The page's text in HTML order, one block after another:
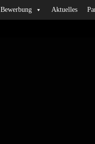
Bewerbung Aktuelles